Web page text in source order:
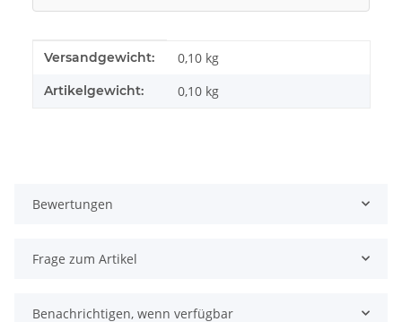
Produkteigenschaft
Wert
Versandgewicht: 0,10 kg
Artikelgewicht: 0,10 kg
Bewertungen
Frage zum Artikel
Benachrichtigen, wenn verfügbar